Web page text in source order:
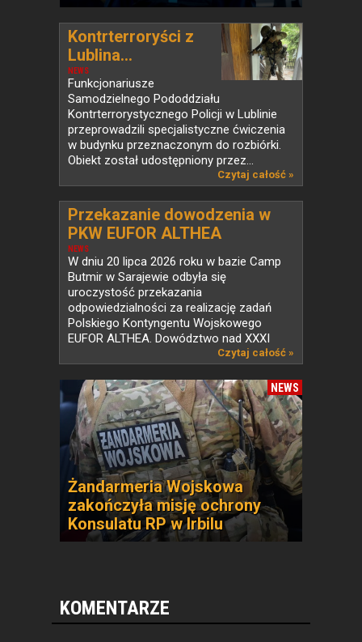
NEWS
Kontrterroryści z
Lublina...
Funkcjonariusze
Samodzielnego Pododdziału
Kontrterrorystycznego Policji w Lublinie
przeprowadzili specjalistyczne ćwiczenia
w budynku przeznaczonym do rozbiórki.
Obiekt został udostępniony przez...
Czytaj całość »
NEWS
Przekazanie dowodzenia w
PKW EUFOR ALTHEA
W dniu 20 lipca 2026 roku w bazie Camp
Butmir w Sarajewie odbyła się
uroczystość przekazania
odpowiedzialności za realizację zadań
Polskiego Kontyngentu Wojskowego
EUFOR ALTHEA. Dowództwo nad XXXI
Czytaj całość »
NEWS
Żandarmeria Wojskowa
zakończyła misję ochrony
Konsulatu RP w Irbilu
KOMENTARZE